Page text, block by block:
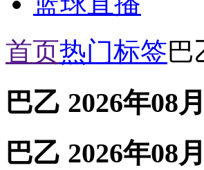
首页热门标签巴
巴乙 2026年08
巴乙 2026年08